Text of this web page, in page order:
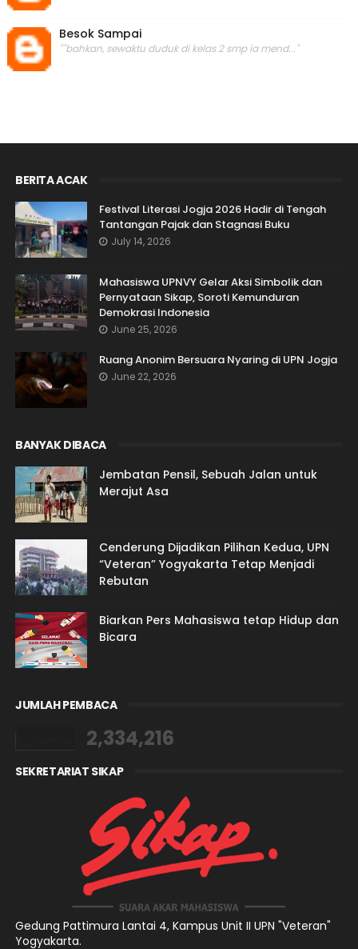
Besok Sampai
""bahkan, sewaktu duduk di kelas 2 smp ia mend..."
BERITA ACAK
Festival Literasi Jogja 2026 Hadir di Tengah
Tantangan Pajak dan Stagnasi Buku
July 14, 2026
Mahasiswa UPNVY Gelar Aksi Simbolik dan
Pernyataan Sikap, Soroti Kemunduran
Demokrasi Indonesia
June 25, 2026
Ruang Anonim Bersuara Nyaring di UPN Jogja
June 22, 2026
BANYAK DIBACA
Jembatan Pensil, Sebuah Jalan untuk
Merajut Asa
Cenderung Dijadikan Pilihan Kedua, UPN
“Veteran” Yogyakarta Tetap Menjadi
Rebutan
Biarkan Pers Mahasiswa tetap Hidup dan
Bicara
JUMLAH PEMBACA
2,334,216
SEKRETARIAT SIKAP
Gedung Pattimura Lantai 4, Kampus Unit II UPN "Veteran"
Yogyakarta.